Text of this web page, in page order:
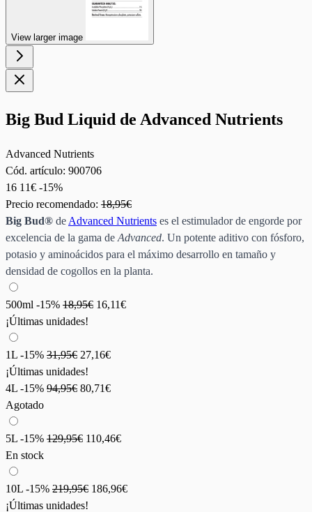
View larger image
Big Bud Liquid de Advanced Nutrients
Advanced Nutrients
Cód. artículo: 900706
16 11€ -15%
Precio recomendado: 18,95€
Big Bud® de Advanced Nutrients es el estimulador de engorde por
excelencia de la gama de Advanced. Un potente aditivo con fósforo,
potasio y aminoácidos para el máximo desarrollo en tamaño y
densidad de cogollos en la planta.
500ml -15% 18,95€ 16,11€
¡Últimas unidades!
1L -15% 31,95€ 27,16€
¡Últimas unidades!
4L -15% 94,95€ 80,71€
Agotado
5L -15% 129,95€ 110,46€
En stock
10L -15% 219,95€ 186,96€
¡Últimas unidades!